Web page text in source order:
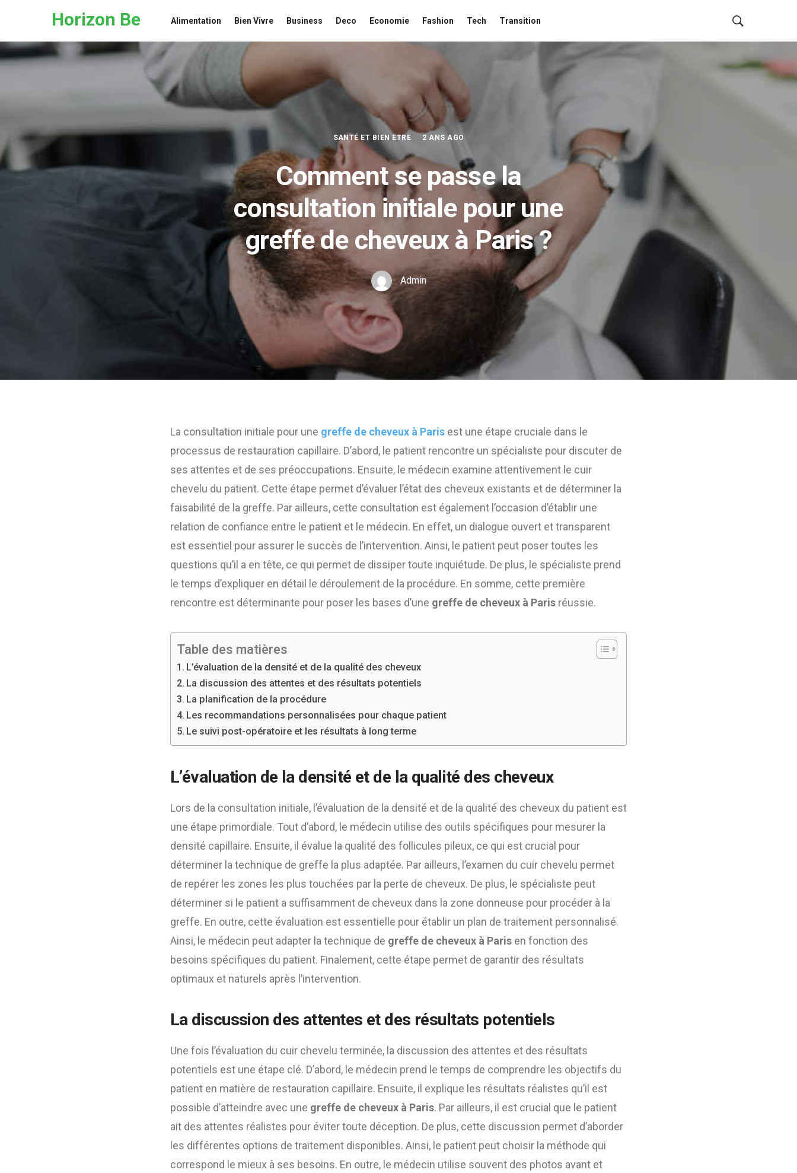
Horizon Be Alimentation Bien Vivre Business Deco Economie Fashion Tech Transition
SANTÉ ET BIEN ETRE 2 ANS AGO
Comment se passe la
consultation initiale pour une
greffe de cheveux à Paris ?
Admin
La consultation initiale pour une greffe de cheveux à Paris est une étape cruciale dans le
processus de restauration capillaire. D’abord, le patient rencontre un spécialiste pour discuter de
ses attentes et de ses préoccupations. Ensuite, le médecin examine attentivement le cuir
chevelu du patient. Cette étape permet d’évaluer l’état des cheveux existants et de déterminer la
faisabilité de la greffe. Par ailleurs, cette consultation est également l’occasion d’établir une
relation de confiance entre le patient et le médecin. En effet, un dialogue ouvert et transparent
est essentiel pour assurer le succès de l’intervention. Ainsi, le patient peut poser toutes les
questions qu’il a en tête, ce qui permet de dissiper toute inquiétude. De plus, le spécialiste prend
le temps d’expliquer en détail le déroulement de la procédure. En somme, cette première
rencontre est déterminante pour poser les bases d’une greffe de cheveux à Paris réussie.
Table des matières
L’évaluation de la densité et de la qualité des cheveux
La discussion des attentes et des résultats potentiels
La planification de la procédure
Les recommandations personnalisées pour chaque patient
Le suivi post-opératoire et les résultats à long terme
L’évaluation de la densité et de la qualité des cheveux
Lors de la consultation initiale, l’évaluation de la densité et de la qualité des cheveux du patient est
une étape primordiale. Tout d’abord, le médecin utilise des outils spécifiques pour mesurer la
densité capillaire. Ensuite, il évalue la qualité des follicules pileux, ce qui est crucial pour
déterminer la technique de greffe la plus adaptée. Par ailleurs, l’examen du cuir chevelu permet
de repérer les zones les plus touchées par la perte de cheveux. De plus, le spécialiste peut
déterminer si le patient a suffisamment de cheveux dans la zone donneuse pour procéder à la
greffe. En outre, cette évaluation est essentielle pour établir un plan de traitement personnalisé.
Ainsi, le médecin peut adapter la technique de greffe de cheveux à Paris en fonction des
besoins spécifiques du patient. Finalement, cette étape permet de garantir des résultats
optimaux et naturels après l’intervention.
La discussion des attentes et des résultats potentiels
Une fois l’évaluation du cuir chevelu terminée, la discussion des attentes et des résultats
potentiels est une étape clé. D’abord, le médecin prend le temps de comprendre les objectifs du
patient en matière de restauration capillaire. Ensuite, il explique les résultats réalistes qu’il est
possible d’atteindre avec une greffe de cheveux à Paris. Par ailleurs, il est crucial que le patient
ait des attentes réalistes pour éviter toute déception. De plus, cette discussion permet d’aborder
les différentes options de traitement disponibles. Ainsi, le patient peut choisir la méthode qui
correspond le mieux à ses besoins. En outre, le médecin utilise souvent des photos avant et